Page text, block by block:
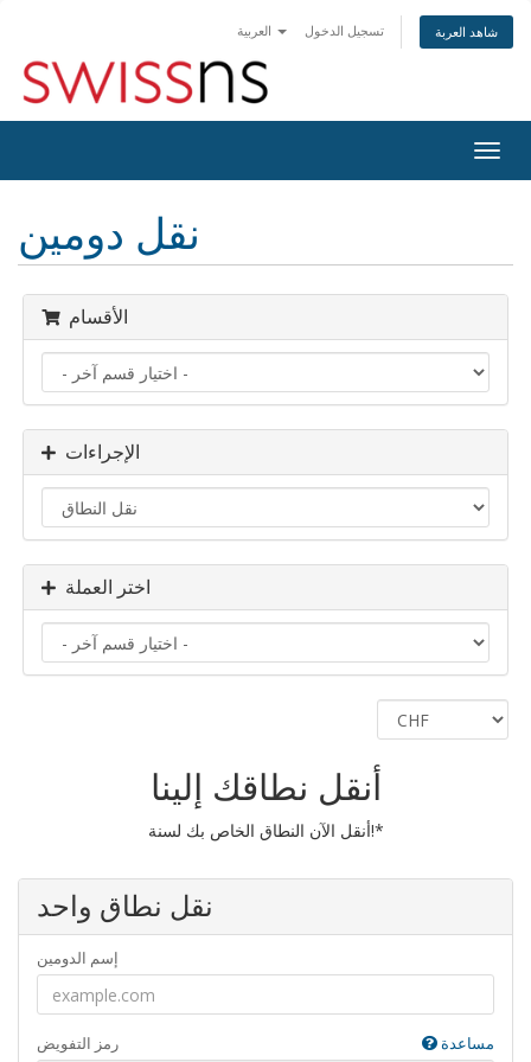
تسجيل الدخول شاهد العربة
نقل دومين
الأقسام
الإجراءات
اختر العملة
أنقل نطاقك إلينا
أنقل الآن النطاق الخاص بك لسنة!*
نقل نطاق واحد
إسم الدومين
رمز التفويض مساعدة